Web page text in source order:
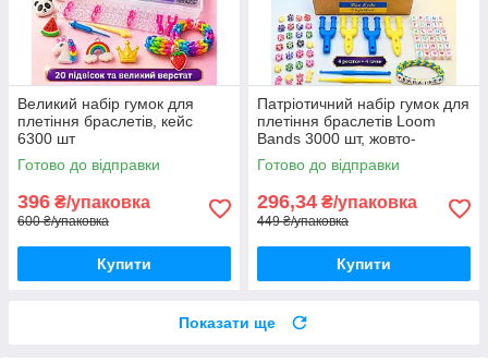
Великий набір гумок для
плетіння браслетів, кейс
6300 шт
Готово до відправки
396 ₴/упаковка
600 ₴/упаковка
Купити
Патріотичний набір гумок для
плетіння браслетів Loom
Bands 3000 шт, жовто-
блакитний комплект з
намистинами-літерами
Готово до відправки
296,34 ₴/упаковка
449 ₴/упаковка
Купити
Показати ще